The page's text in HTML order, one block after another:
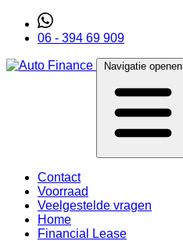
06 - 394 69 909
Navigatie openen
Contact
Voorraad
Veelgestelde vragen
Home
Financial Lease